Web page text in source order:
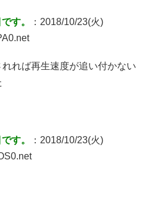
す。
：2018/10/23(火)
れば再生速度が追い付かない
す。
：2018/10/23(火)